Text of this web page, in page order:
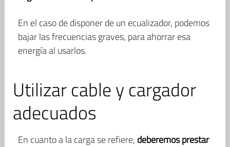
En el caso de disponer de un ecualizador, podemos
bajar las frecuencias graves, para ahorrar esa
energía al usarlos.
Utilizar cable y cargador
adecuados
En cuanto a la carga se refiere, deberemos prestar